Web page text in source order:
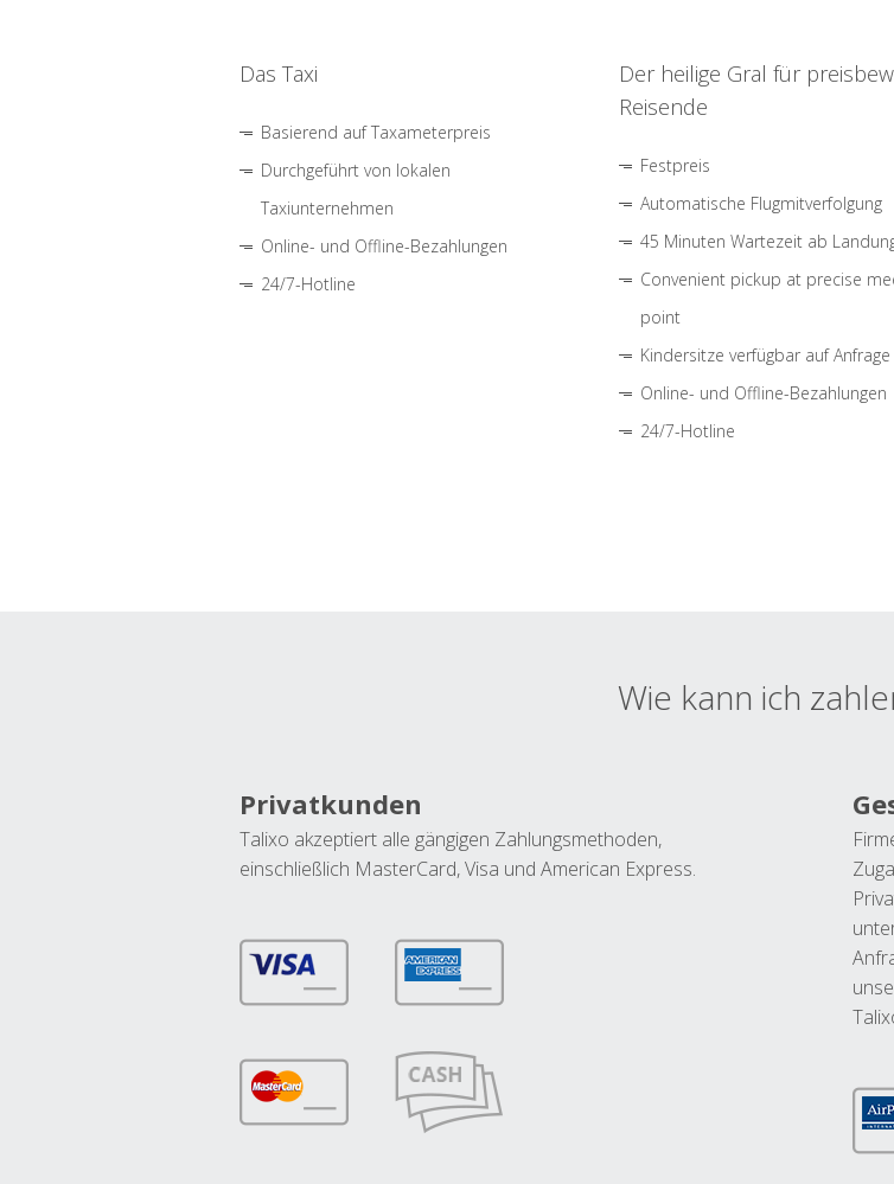
Das Taxi
Basierend auf Taxameterpreis
Durchgeführt von lokalen
Taxiunternehmen
Online- und Offline-Bezahlungen
24/7-Hotline
Der heilige Gral für
Reisende
Festpreis
Automatische Flugmitverfolgung
45 Minuten Wartezeit ab
Convenient pickup at precise
point
Kindersitze verfügbar auf Anfrage
Online- und Offline-Bezahlungen
24/7-Hotline
Wie kann ich
Privatkunden
Talixo akzeptiert alle gängigen Zahlungsmethoden,
einschließlich MasterCard, Visa und American Express.